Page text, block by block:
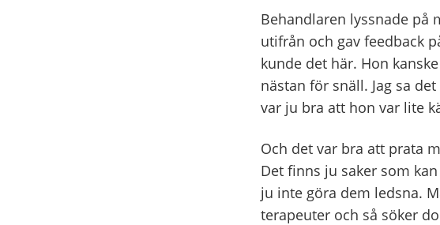
Behandlaren lyssnade på
utifrån och gav feedback
kunde det här. Hon
nästan för snäll. Jag sa
var ju bra att hon var lite
Och det var bra att prata
Det finns ju saker som
ju inte göra dem ledsna.
terapeuter och så söker